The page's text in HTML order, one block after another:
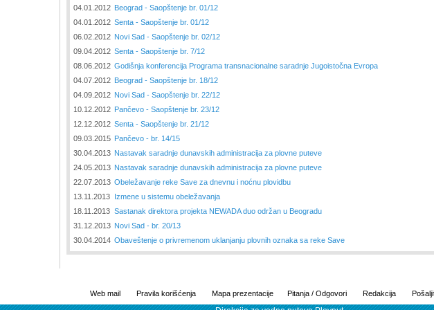
04.01.2012 Beograd - Saopštenje br. 01/12
04.01.2012 Senta - Saopštenje br. 01/12
06.02.2012 Novi Sad - Saopštenje br. 02/12
09.04.2012 Senta - Saopštenje br. 7/12
08.06.2012 Godišnja konferencija Programa transnacionalne saradnje Jugoistočna Evropa
04.07.2012 Beograd - Saopštenje br. 18/12
04.09.2012 Novi Sad - Saopštenje br. 22/12
10.12.2012 Pančevo - Saopštenje br. 23/12
12.12.2012 Senta - Saopštenje br. 21/12
09.03.2015 Pančevo - br. 14/15
30.04.2013 Nastavak saradnje dunavskih administracija za plovne puteve
24.05.2013 Nastavak saradnje dunavskih administracija za plovne puteve
22.07.2013 Obeležavanje reke Save za dnevnu i noćnu plovidbu
13.11.2013 Izmene u sistemu obeležavanja
18.11.2013 Sastanak direktora projekta NEWADA duo održan u Beogradu
31.12.2013 Novi Sad - br. 20/13
30.04.2014 Obaveštenje o privremenom uklanjanju plovnih oznaka sa reke Save
Web mail Pravila korišćenja Mapa prezentacije Pitanja / Odgovori Redakcija